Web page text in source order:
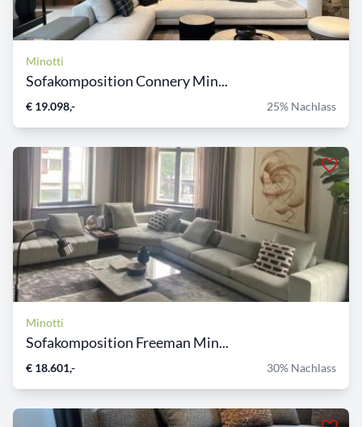
Minotti
Sofakomposition Connery Min...
€ 19.098,- 25% Nachlass
Minotti
Sofakomposition Freeman Min...
€ 18.601,- 30% Nachlass